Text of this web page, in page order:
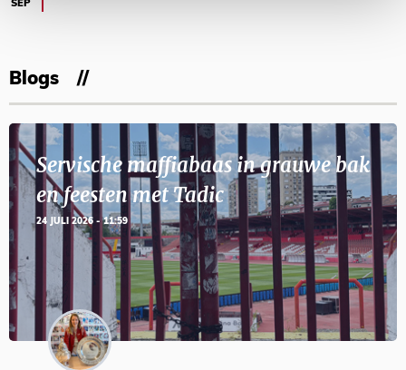
SEP
Blogs
Servische maffiabaas in grauwe bak
en feesten met Tadic
24 JULI 2026 - 11:59